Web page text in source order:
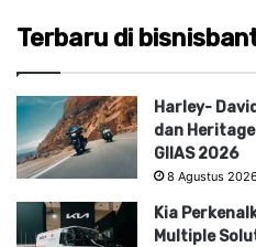
Terbaru di
Harley-
dan
GIIAS 2026
8 Agustus
Kia
Multiple